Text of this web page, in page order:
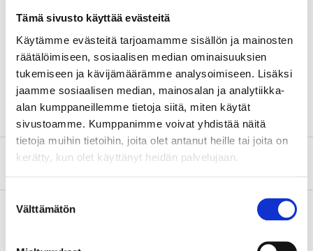
Tämä sivusto käyttää evästeitä
Käytämme evästeitä tarjoamamme sisällön ja mainosten
räätälöimiseen, sosiaalisen median ominaisuuksien
tukemiseen ja kävijämäärämme analysoimiseen. Lisäksi
jaamme sosiaalisen median, mainosalan ja analytiikka-
alan kumppaneillemme tietoja siitä, miten käytät
sivustoamme. Kumppanimme voivat yhdistää näitä
tietoja muihin tietoihin, joita olet antanut heille tai joita on
kerätty, kun olet käyttänyt heidän palvelujaan.
valinta
Välttämätön
Material
Weight
2,2 lb (1 kg)
Hardness
50–58 HRC (dog)
40 x 40 mm
About the manufacturer